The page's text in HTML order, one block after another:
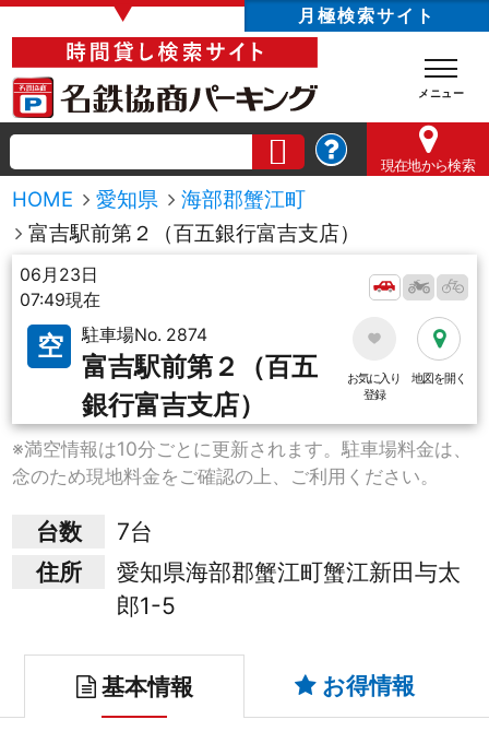
▼ 月極検索サイト
現在地から検索
HOME 愛知県
海部郡蟹江町
富吉駅前第２（百五銀行富吉支店）
06月23日
07:49現在
空 駐車場No. 2874
富吉駅前第２（百五
銀行富吉支店）
お気に入り
登録
地図を開く
※満空情報は10分ごとに更新されます。駐車場料金は、
念のため現地料金をご確認の上、ご利用ください。
台数
7台
住所
愛知県海部郡蟹江町蟹江新田与太
郎1-5
基本情報 お得情報